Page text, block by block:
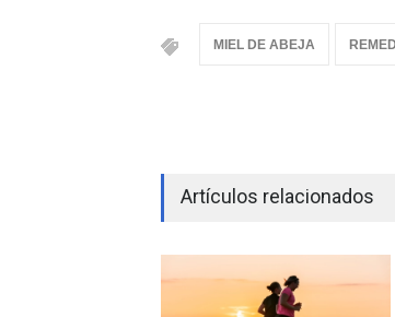
MIEL DE ABEJA
Artículos relacionados